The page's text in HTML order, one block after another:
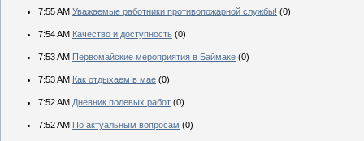
7:55 AM Уважаемые работники противопожарной службы! (0)
7:54 AM Качество и доступность (0)
7:53 AM Первомайские мероприятия в Баймаке (0)
7:53 AM Как отдыхаем в мае (0)
7:52 AM Дневник полевых работ (0)
7:52 AM По актуальным вопросам (0)